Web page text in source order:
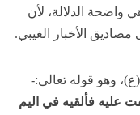
واضحة الدلالة، لأن
الأخبار الغيبي.
وهو قوله تعالى:-
عليه فألقيه في اليم